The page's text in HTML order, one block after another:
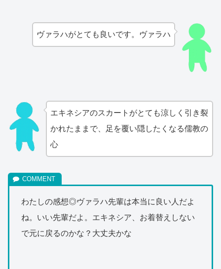
ヴァラハがとても良いです。ヴァラハ
エキネシアのスカートがとても涼しく引き裂
かれたままで、足を覆い隠したくなる儒教の
心
わたしの感想◎ヴァラハ先輩は本当に良い人だよ
ね。いい先輩だよ。エキネシア、お着替えしない
で元に戻るのかな？大丈夫かな